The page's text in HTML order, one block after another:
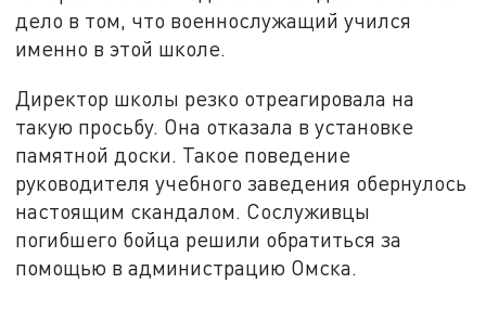
дело в том, что военнослужащий учился
именно в этой школе.
Директор школы резко отреагировала на
такую просьбу. Она отказала в установке
памятной доски. Такое поведение
руководителя учебного заведения обернулось
настоящим скандалом. Сослуживцы
погибшего бойца решили обратиться за
помощью в администрацию Омска.